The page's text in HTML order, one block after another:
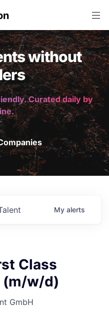
without
Curated daily by
My alerts
Class
(m/w/d)
GmbH